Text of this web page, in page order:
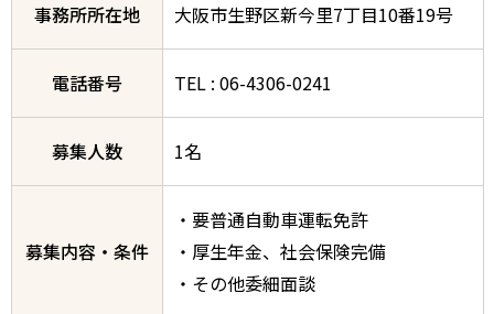
事務所所在地 大阪市生野区新今里7丁目10番19号
電話番号 TEL : 06-4306-0241
募集人数 1名
募集内容・条件
・要普通自動車運転免許
・厚生年金、社会保険完備
・その他委細面談